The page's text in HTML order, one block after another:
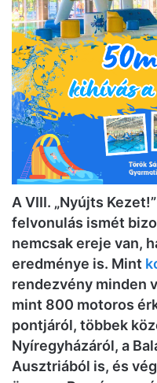
A VIII. „Nyújts
felvonulás ismét
nemcsak ereje van,
eredménye is. Mint
rendezvény minden
mint 800 motoros
pontjáról, többek
Nyíregyházáról, a
Ausztriából is, és